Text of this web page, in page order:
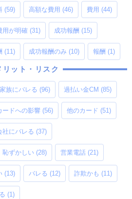
(59) 高額な費用 (46) 費用 (44)
用が明確 (31) 成功報酬 (15)
(11) 成功報酬のみ (10) 報酬 (1)
リット・リスク
家族にバレる (96) 過払い金CM (85)
ードへの影響 (56) 他のカード (51)
社にバレる (37)
恥ずかしい (28) 営業電話 (21)
(13) バレる (12) 詐欺かも (11)
(1)